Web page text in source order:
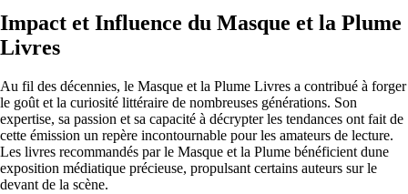
Impact et Influence du Masque et la Plume
Livres
Au fil des décennies, le Masque et la Plume Livres a contribué à forger
le goût et la curiosité littéraire de nombreuses générations. Son
expertise, sa passion et sa capacité à décrypter les tendances ont fait de
cette émission un repère incontournable pour les amateurs de lecture.
Les livres recommandés par le Masque et la Plume bénéficient dune
exposition médiatique précieuse, propulsant certains auteurs sur le
devant de la scène.